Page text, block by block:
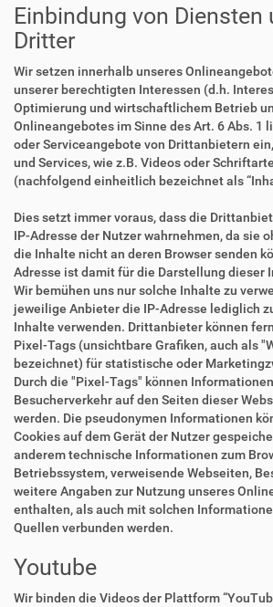
Einbindung von Diensten
Dritter
Wir setzen innerhalb unseres
unserer berechtigten Interessen (d.h.
Optimierung und wirtschaftlichem Betrieb
Onlineangebotes im Sinne des Art. 6 Abs. 1
oder Serviceangebote von Drittanbietern
und Services, wie z.B. Videos oder
(nachfolgend einheitlich bezeichnet als
Dies setzt immer voraus, dass die
IP-Adresse der Nutzer wahrnehmen, da sie
die Inhalte nicht an deren Browser senden
Adresse ist damit für die Darstellung dieser
Wir bemühen uns nur solche Inhalte zu
jeweilige Anbieter die IP-Adresse lediglich
Inhalte verwenden. Drittanbieter können
Pixel-Tags (unsichtbare Grafiken, auch als
bezeichnet) für statistische oder
Durch die "Pixel-Tags" können
Besucherverkehr auf den Seiten dieser
werden. Die pseudonymen Informationen
Cookies auf dem Gerät der Nutzer
anderem technische Informationen zum
Betriebssystem, verweisende Webseiten,
weitere Angaben zur Nutzung unseres
enthalten, als auch mit solchen
Quellen verbunden werden.
Youtube
Wir binden die Videos der Plattform